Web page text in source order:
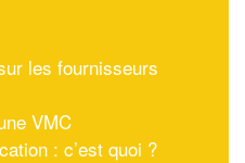
les fournisseurs
VMC
: c’est quoi ?